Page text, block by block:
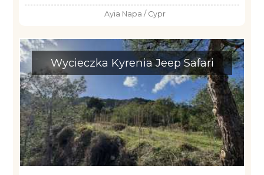
Ayia Napa / Cypr
Wycieczka Kyrenia Jeep Safari